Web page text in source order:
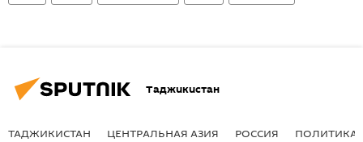
Таджикистан
ТАДЖИКИСТАН ЦЕНТРАЛЬНАЯ АЗИЯ РОССИЯ ПОЛИТИКА